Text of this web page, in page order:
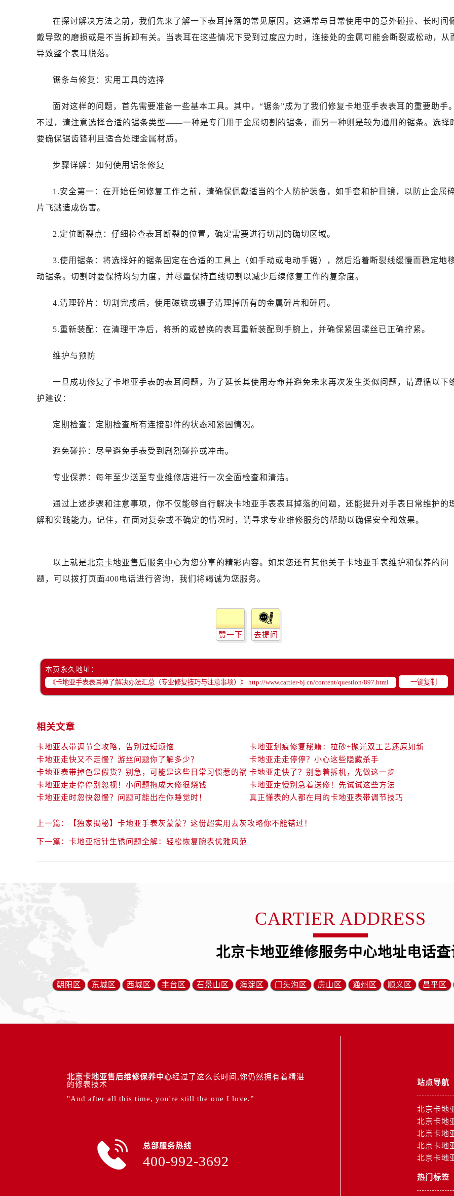
在探讨解决方法之前，我们先来了解一下表耳掉落的常见原因。这通常与日常使用中的意外碰撞、长时间
戴导致的磨损或是不当拆卸有关。当表耳在这些情况下受到过度应力时，连接处的金属可能会断裂或松动，从
导致整个表耳脱落。
锯条与修复：实用工具的选择
面对这样的问题，首先需要准备一些基本工具。其中，“锯条”成为了我们修复卡地亚手表表耳的重要助手
不过，请注意选择合适的锯条类型——一种是专门用于金属切割的锯条，而另一种则是较为通用的锯条。选择
要确保锯齿锋利且适合处理金属材质。
步骤详解：如何使用锯条修复
1.安全第一：在开始任何修复工作之前，请确保佩戴适当的个人防护装备，如手套和护目镜，以防止金属
片飞溅造成伤害。
2.定位断裂点：仔细检查表耳断裂的位置，确定需要进行切割的确切区域。
3.使用锯条：将选择好的锯条固定在合适的工具上（如手动或电动手锯），然后沿着断裂线缓慢而稳定地
动锯条。切割时要保持均匀力度，并尽量保持直线切割以减少后续修复工作的复杂度。
4.清理碎片：切割完成后，使用磁铁或镊子清理掉所有的金属碎片和碎屑。
5.重新装配：在清理干净后，将新的或替换的表耳重新装配到手腕上，并确保紧固螺丝已正确拧紧。
维护与预防
一旦成功修复了卡地亚手表的表耳问题，为了延长其使用寿命并避免未来再次发生类似问题，请遵循以下
护建议：
定期检查：定期检查所有连接部件的状态和紧固情况。
避免碰撞：尽量避免手表受到剧烈碰撞或冲击。
专业保养：每年至少送至专业维修店进行一次全面检查和清洁。
通过上述步骤和注意事项，你不仅能够自行解决卡地亚手表表耳掉落的问题，还能提升对手表日常维护的
解和实践能力。记住，在面对复杂或不确定的情况时，请寻求专业维修服务的帮助以确保安全和效果。
以上就是北京卡地亚售后服务中心为您分享的精彩内容。如果您还有其他关于卡地亚手表维护和保养的问
题，可以拨打页面400电话进行咨询，我们将竭诚为您服务。
赞一下 去提问
本页永久地址：
一键复制
相关文章
卡地亚表带调节全攻略，告别过短烦恼
卡地亚划痕修复秘籍：拉砂+抛光双工艺还原如新
卡地亚走快又不走慢？游丝问题你了解多少？
卡地亚走走停停？小心这些隐藏杀手
卡地亚表带掉色是假货？别急，可能是这些日常习惯惹的祸 卡地亚走快了？别急着拆机，先做这一步
卡地亚走走停停别忽视！小问题拖成大修很烧钱
卡地亚走慢别急着送修！先试试这些方法
卡地亚走时忽快忽慢？问题可能出在你睡觉时！
真正懂表的人都在用的卡地亚表带调节技巧
上一篇： 【独家揭秘】卡地亚手表灰蒙蒙？这份超实用去灰攻略你不能错过！
下一篇： 卡地亚指针生锈问题全解：轻松恢复腕表优雅风范
CARTIER ADDRESS
北京卡地亚维修服务中心地址电话查
朝阳区 东城区 西城区 丰台区 石景山区 海淀区 门头沟区 房山区 通州区 顺义区 昌平区
北京卡地亚售后维修保养中心经过了这么长时间,你仍然拥有着精湛
的修表技术
"And after all this time, you're still the one I love.”
总部服务热线
400-992-3692
站点导航
北京卡地
北京卡地
北京卡地
北京卡地
北京卡地
热门标签